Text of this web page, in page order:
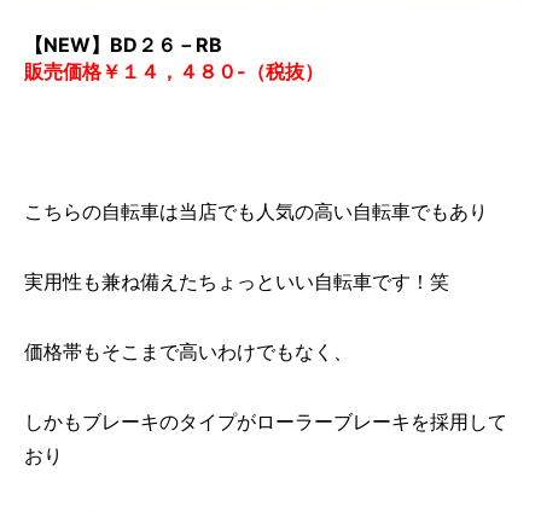
【NEW】BD２６－RB
販売価格￥１４，４８０-（税抜）
こちらの自転車は当店でも人気の高い自転車でもあり
実用性も兼ね備えたちょっといい自転車です！笑
価格帯もそこまで高いわけでもなく、
しかもブレーキのタイプがローラーブレーキを採用して
おり